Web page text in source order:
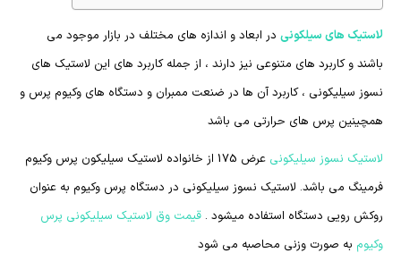
لاستیک های سیلکونی در ابعاد و اندازه های مختلف در بازار موجود می
باشند و کاربرد های متنوعی نیز دارند ، از جمله کاربرد های این لاستیک های
نسوز سیلیکونی ، کاربرد آن ها در ضنعت ممبران و دستگاه های وکیوم پرس و
همچینین پرس های حرارتی می باشد
لاستیک نسوز سیلیکونی
عرض 175 از خانواده لاستیک سیلیکون پرس وکیوم
فرمینگ می باشد. لاستیک نسوز سیلیکونی در دستگاه پرس وکیوم به عنوان
روکش رویی دستگاه استفاده میشود . قیمت وق لاستیک سیلیکونی پرس
وکیوم به صورت وزنی محاصبه می شود